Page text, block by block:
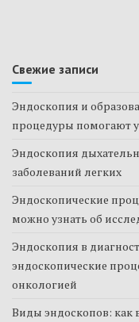
Свежие записи
Эндоскопия и
процедуры помогают
Эндоскопия
заболеваний легких
Эндоскопические
можно узнать об
Эндоскопия в
эндоскопические
онкологией
Виды эндоскопов: как